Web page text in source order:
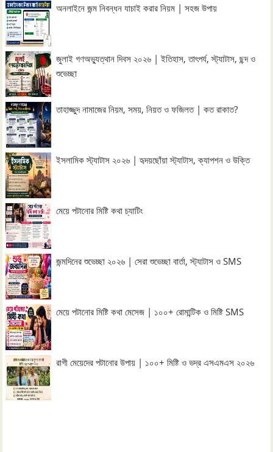
অনলাইনে জন্ম নিবন্ধন যাচাই করার নিয়ম | সহজ উপায়
জুলাই গণঅভ্যুত্থান দিবস ২০২৬ | ইতিহাস, তাৎপর্য, স্ট্যাটাস, ছন্দ ও
শুভেচ্ছা
তাহাজ্জুদ নামাজের নিয়ম, সময়, নিয়ত ও ফজিলত | কত রাকাত?
ইসলামিক স্ট্যাটাস ২০২৬ | হৃদয়ছোঁয়া স্ট্যাটাস, ক্যাপশন ও উক্তি
মেয়ে পটানোর মিষ্টি কথা চ্যাটিং
জন্মদিনের শুভেচ্ছা ২০২৬ | সেরা শুভেচ্ছা বার্তা, স্ট্যাটাস ও SMS
মেয়ে পটানোর মিষ্টি কথা মেসেজ | ১০০+ রোমান্টিক ও মিষ্টি SMS
রাগী মেয়েদের পটানোর উপায় | ১০০+ মিষ্টি ও ভদ্র এসএমএস ২০২৬